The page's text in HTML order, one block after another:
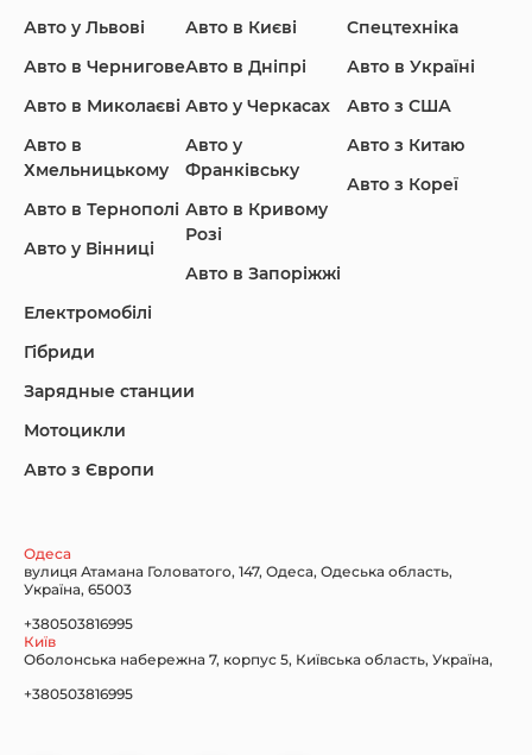
Infiniti Jaguar Jeep
Land Rover
Nissan
Авто у Львові
Авто в Чернигове
Авто в Миколаєві
Авто в
Хмельницькому
Авто в Тернополі
Авто у Вінниці
Авто в Києві
Авто в Дніпрі
Авто у Черкасах
Авто у
Франківську
Авто в Кривому
Розі
Авто в Запоріжжі
Спецтехніка
Авто в Україні
Авто з США
Авто з Китаю
Авто з Кореї
Електромобілі
Гібриди
Зарядные станции
Мотоцикли
Авто з Європи
Одеса
вулиця Атамана Головатого, 147, Одеса, Одеська область,
Україна, 65003
+380503816995
Київ
Оболонська набережна 7, корпус 5, Київська область, Україна,
+380503816995